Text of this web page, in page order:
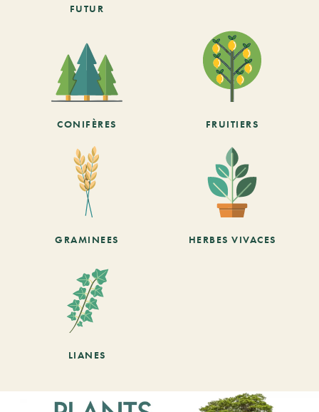
FUTUR
CONIFÈRES FRUITIERS
GRAMINEES HERBES VIVACES
LIANES